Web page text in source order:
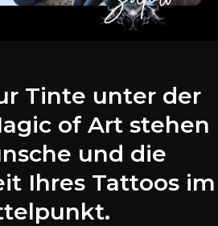
Tinte unter der
of Art stehen
und die
Ihres Tattoos im